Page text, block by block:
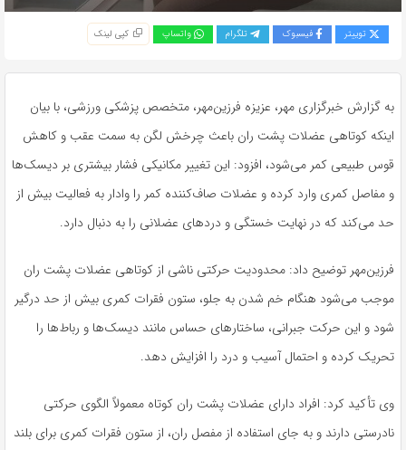
توییتر فیسبوک تلگرام واتساپ کپی لینک
به گزارش خبرگزاری مهر، عزیزه فرزین‌مهر، متخصص پزشکی ورزشی، با بیان
اینکه کوتاهی عضلات پشت ران باعث چرخش لگن به سمت عقب و کاهش
قوس طبیعی کمر می‌شود، افزود: این تغییر مکانیکی فشار بیشتری بر دیسک‌ها
و مفاصل کمری وارد کرده و عضلات صاف‌کننده کمر را وادار به فعالیت بیش از
حد می‌کند که در نهایت خستگی و دردهای عضلانی را به دنبال دارد.
فرزین‌مهر توضیح داد: محدودیت حرکتی ناشی از کوتاهی عضلات پشت ران
موجب می‌شود هنگام خم شدن به جلو، ستون فقرات کمری بیش از حد درگیر
شود و این حرکت جبرانی، ساختارهای حساس مانند دیسک‌ها و رباط‌ها را
تحریک کرده و احتمال آسیب و درد را افزایش دهد.
وی تأکید کرد: افراد دارای عضلات پشت ران کوتاه معمولاً الگوی حرکتی
نادرستی دارند و به جای استفاده از مفصل ران، از ستون فقرات کمری برای بلند